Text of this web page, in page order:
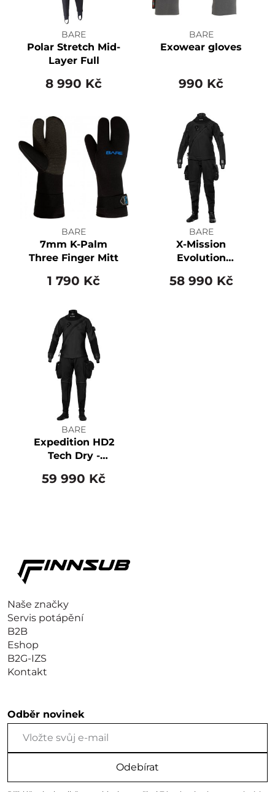
BARE
Polar Stretch Mid-
Layer Full
8 990 Kč
BARE
Exowear gloves
990 Kč
BARE
7mm K-Palm
Three Finger Mitt
1 790 Kč
BARE
X-Mission
Evolution
Custom Color
58 990 Kč
BARE
Expedition HD2
Tech Dry -
59 990 Kč
Naše značky
Servis potápění
B2B
Eshop
B2G-IZS
Kontakt
Odběr novinek
Odebírat